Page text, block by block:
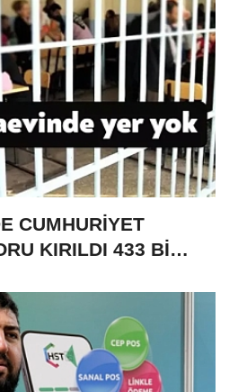
CUMHURİYET
KIRILDI 433 BİN